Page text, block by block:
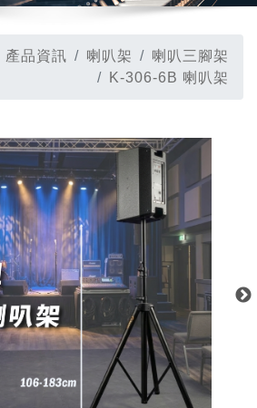
產品資訊 喇叭架
喇叭三腳架
K-306-6B 喇叭架